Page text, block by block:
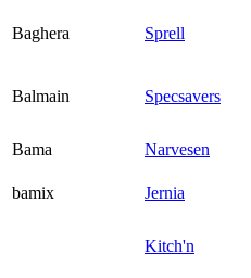
Baghera Sprell
Balmain Specsavers
Bama
Narvesen
bamix
Jernia
Kitch'n